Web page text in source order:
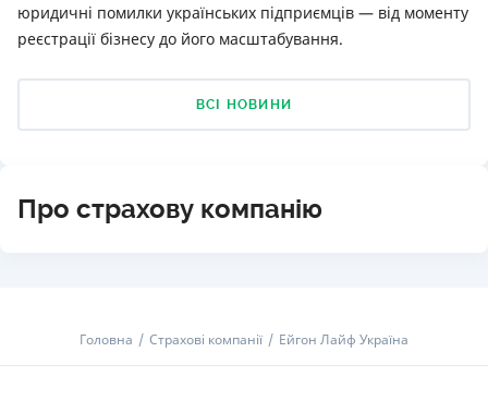
юридичні помилки українських підприємців — від моменту
реєстрації бізнесу до його масштабування.
ВСІ НОВИНИ
Про страхову компанію
Головна Страхові компанії Ейгон Лайф Україна